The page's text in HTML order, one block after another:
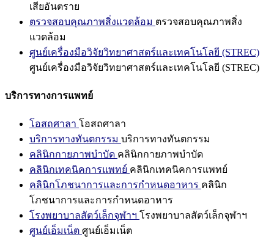
เสียอันตราย
ตรวจสอบคุณภาพสิ่งแวดล้อม ตรวจสอบคุณภาพสิ่ง
แวดล้อม
ศูนย์เครื่องมือวิจัยวิทยาศาสตร์และเทคโนโลยี (STREC)
ศูนย์เครื่องมือวิจัยวิทยาศาสตร์และเทคโนโลยี (STREC)
บริการทางการแพทย์
โอสถศาลา โอสถศาลา
บริการทางทันตกรรม บริการทางทันตกรรม
คลินิกกายภาพบำบัด คลินิกกายภาพบำบัด
คลินิกเทคนิคการแพทย์ คลินิกเทคนิคการแพทย์
คลินิกโภชนาการและการกำหนดอาหาร คลินิก
โภชนาการและการกำหนดอาหาร
โรงพยาบาลสัตว์เล็กจุฬาฯ โรงพยาบาลสัตว์เล็กจุฬาฯ
ศูนย์เอ็มเน็ต ศูนย์เอ็มเน็ต